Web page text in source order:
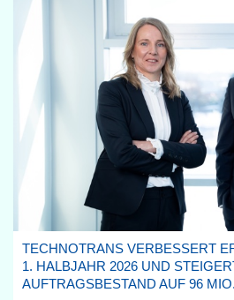
TECHNOTRANS VERBESSERT
1. HALBJAHR 2026 UND
AUFTRAGSBESTAND AUF 96 MIO.